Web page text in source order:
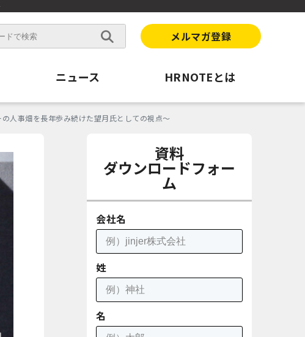
メルマガ登録
ニュース HRNOTEとは
人事畑を長年歩み続けた望月氏としての視点～
資料
ダウンロードフォー
ム
会社名
姓
名